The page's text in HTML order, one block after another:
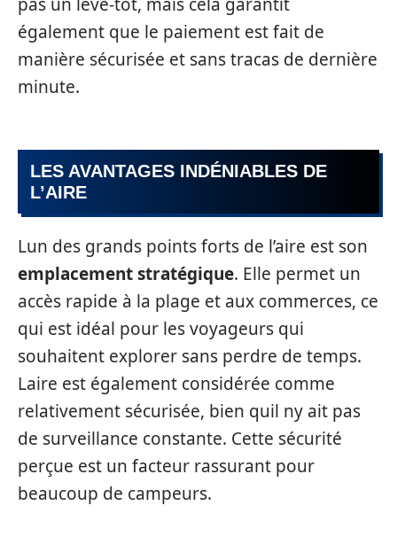
également que le paiement est fait de
manière sécurisée et sans tracas de dernière
minute.
LES AVANTAGES INDÉNIABLES DE
L’AIRE
Lun des grands points forts de l’aire est son
emplacement stratégique. Elle permet un
accès rapide à la plage et aux commerces, ce
qui est idéal pour les voyageurs qui
souhaitent explorer sans perdre de temps.
Laire est également considérée comme
relativement sécurisée, bien quil ny ait pas
de surveillance constante. Cette sécurité
perçue est un facteur rassurant pour
beaucoup de campeurs.